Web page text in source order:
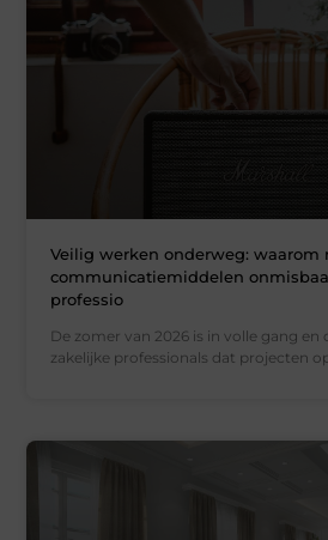
Veilig werken onderweg: waarom
communicatiemiddelen
professio
De zomer van 2026 is in volle gang
zakelijke professionals dat projecten